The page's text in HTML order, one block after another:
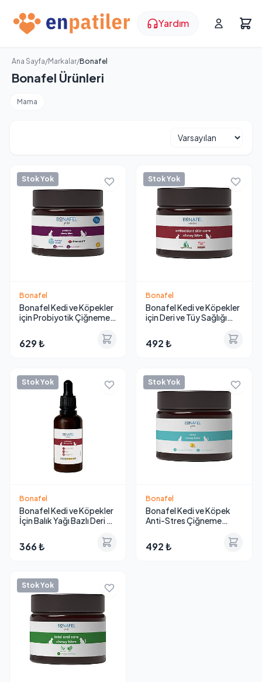
Yardım
Ana Sayfa/Markalar/Bonafel
Bonafel Ürünleri
Mama
Stok Yok
Bonafel
Bonafel Kedi ve Köpekler
için Probiyotik Çiğneme
629 ₺
Stok Yok
Bonafel
Bonafel Kedi ve Köpekler
için Deri ve Tüy Sağlığı
492 ₺
Stok Yok
Bonafel
Bonafel Kedi ve Köpekler
İçin Balık Yağı Bazlı Deri ve
366 ₺
Stok Yok
Bonafel
Bonafel Kedi ve Köpek
Anti-Stres Çiğneme
492 ₺
Stok Yok